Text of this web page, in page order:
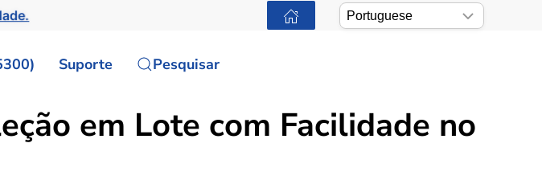
Suporte Pesquisar
em Lote com Facilidade no